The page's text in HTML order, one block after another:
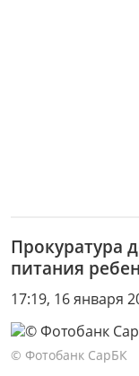
Прокуратура
питания
17:19, 16 января
© Фотобанк СарБК